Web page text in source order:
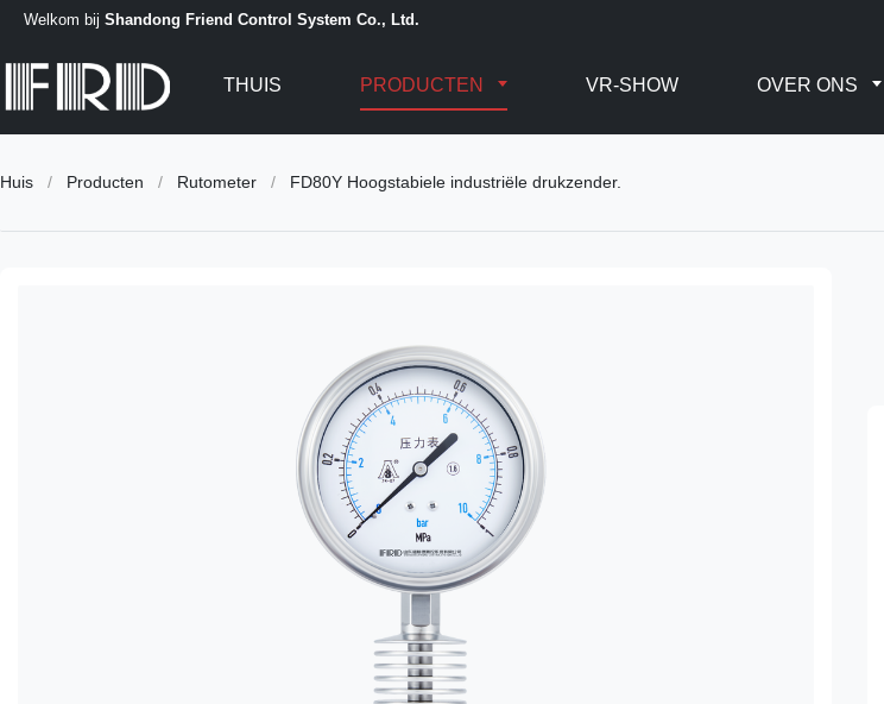
Welkom bij Shandong Friend Control System Co., Ltd.
THUIS PRODUCTEN VR-SHOW OVER ONS
Huis / Producten / Rutometer / FD80Y Hoogstabiele industriële drukzender.